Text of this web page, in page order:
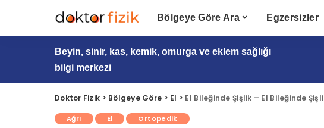
Bölgeye Göre Ara Egzersizler
Beyin, sinir, kas, kemik, omurga ve eklem sağlığı
bilgi merkezi
Doktor Fizik > Bölgeye Göre > El > El Bileğinde Şişlik – El Bileğinde
Ağrı El Ortopedik